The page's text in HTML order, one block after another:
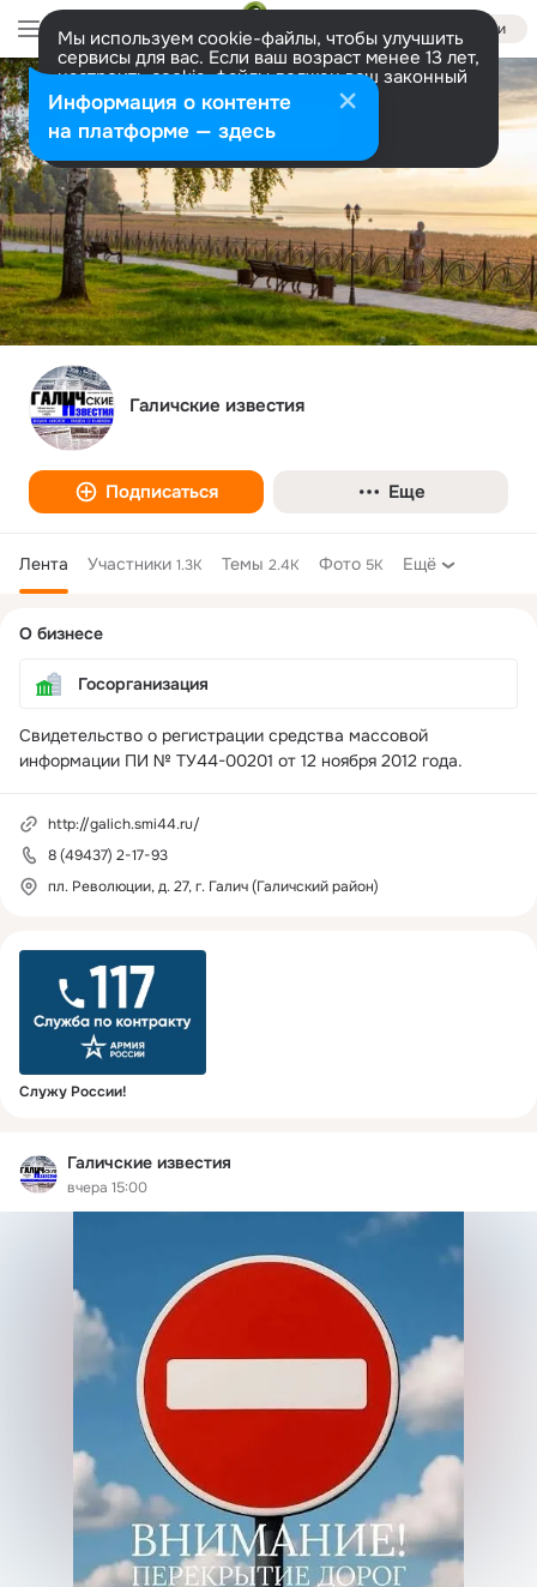
Войти
Мы используем cookie-файлы, чтобы улучшить
сервисы для вас. Если ваш возраст менее 13 лет,
настроить cookie-файлы должен ваш законный
представитель. Больше информации
Разрешить все Настроить
Галичские известия
Подписаться Еще
Лента Участники 1.3K Темы 2.4K Фото 5K Ещё
Служу России!
Галичские известия
вчера 15:00
колонка
О бизнесе
Госорганизация
Свидетельство о регистрации средства массовой
информации ПИ № ТУ44-00201 от 12 ноября 2012 года.
http://galich.smi44.ru/
8 (49437) 2-17-93
пл. Революции, д. 27, г. Галич (Галичский район)
Информация о контенте
на платформе — здесь